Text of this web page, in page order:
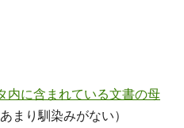
内に含まれている文書の母
あまり馴染みがない）